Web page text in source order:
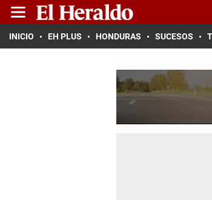
INICIO EH PLUS HONDURAS SUCESOS